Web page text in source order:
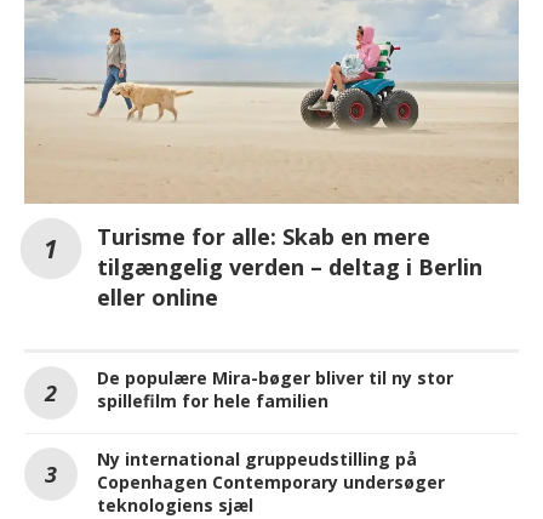
Turisme for alle: Skab en mere
tilgængelig verden – deltag i Berlin
eller online
De populære Mira-bøger bliver til ny stor
spillefilm for hele familien
Ny international gruppeudstilling på
Copenhagen Contemporary undersøger
teknologiens sjæl